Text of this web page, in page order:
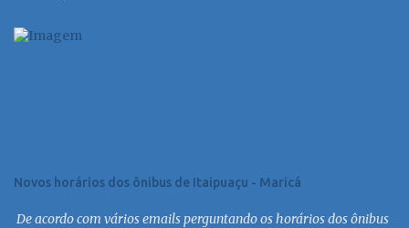
Novos horários dos ônibus de Itaipuaçu - Maricá
De acordo com vários emails perguntando os horários dos ônibus